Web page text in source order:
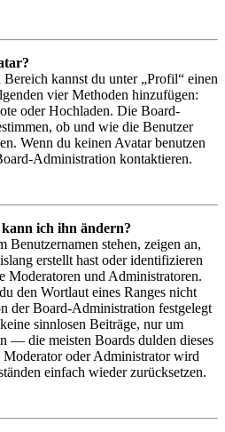
kannst du unter „Profil“ einen
vier Methoden hinzufügen:
oder Hochladen. Die Board-
ob und wie die Benutzer
Wenn du keinen Avatar benutzen
Administration kontaktieren.
ich ihn ändern?
Benutzernamen stehen, zeigen an,
erstellt hast oder identifizieren
Moderatoren und Administratoren.
den Wortlaut eines Ranges nicht
der Board-Administration festgelegt
sinnlosen Beiträge, nur um
— die meisten Boards dulden dieses
oder Administrator wird
einfach wieder zurücksetzen.